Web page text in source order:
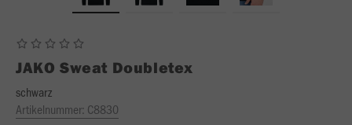
JAKO Sweat Doubletex
schwarz
Artikelnummer: C8830